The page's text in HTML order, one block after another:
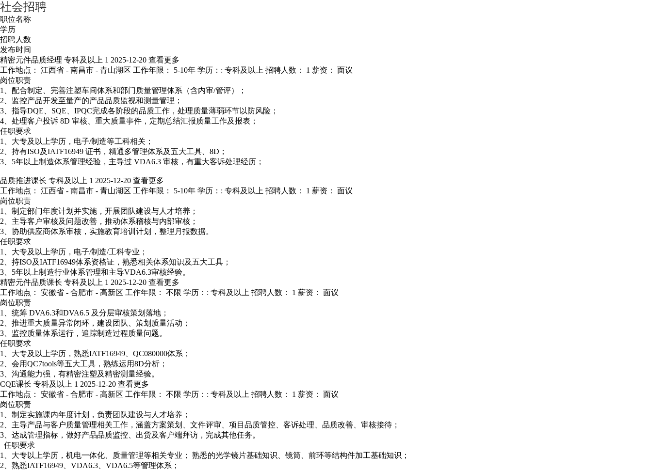
社会招聘
职位名称
学历
招聘人数
发布时间
精密元件品质经理 专科及以上 1 2025-12-20 查看更多
工作地点： 江西省 - 南昌市 - 青山湖区 工作年限： 5-10年 学历：: 专科及以上 招聘人数： 1 薪资： 面议
岗位职责
1、配合制定、完善注塑车间体系和部门质量管理体系（含内审/管评）；
2、监控产品开发至量产的产品品质监视和测量管理；
3、指导DQE、SQE、IPQC完成各阶段的品质工作，处理质量薄弱环节以防风险；
4、处理客户投诉 8D 审核、重大质量事件，定期总结汇报质量工作及报表；
任职要求
1、大专及以上学历，电子/制造等工科相关；
2、持有ISO及IATF16949 证书，精通多管理体系及五大工具、8D；
3、5年以上制造体系管理经验，主导过 VDA6.3 审核，有重大客诉处理经历；
品质推进课长 专科及以上 1 2025-12-20 查看更多
工作地点： 江西省 - 南昌市 - 青山湖区 工作年限： 5-10年 学历：: 专科及以上 招聘人数： 1 薪资： 面议
岗位职责
1、制定部门年度计划并实施，开展团队建设与人才培养；
2、主导客户审核及问题改善，推动体系稽核与内部审核；
3、协助供应商体系审核，实施教育培训计划，整理月报数据。
任职要求
1、大专及以上学历，电子/制造/工科专业；
2、持ISO及IATF16949体系资格证，熟悉相关体系知识及五大工具；
3、5年以上制造行业体系管理和主导VDA6.3审核经验。
精密元件品质课长 专科及以上 1 2025-12-20 查看更多
工作地点： 安徽省 - 合肥市 - 高新区 工作年限： 不限 学历：: 专科及以上 招聘人数： 1 薪资： 面议
岗位职责
1、统筹 DVA6.3和DVA6.5 及分层审核策划落地；
2、推进重大质量异常闭环，建设团队、策划质量活动；
3、监控质量体系运行，追踪制造过程质量问题。
任职要求
1、大专及以上学历，熟悉IATF16949、QC080000体系；
2、会用QC7tools等五大工具，熟练运用8D分析；
3、沟通能力强，有精密注塑及精密测量经验。
CQE课长 专科及以上 1 2025-12-20 查看更多
工作地点： 安徽省 - 合肥市 - 高新区 工作年限： 不限 学历：: 专科及以上 招聘人数： 1 薪资： 面议
岗位职责
1、制定实施课内年度计划，负责团队建设与人才培养；
2、主导产品与客户质量管理相关工作，涵盖方案策划、文件评审、项目品质管控、客诉处理、品质改善、审核接待；
3、达成管理指标，做好产品品质监控、出货及客户端拜访，完成其他任务。
任职要求
1、大专以上学历，机电一体化、质量管理等相关专业； 熟悉的光学镜片基础知识、镜筒、前环等结构件加工基础知识；
2、熟悉IATF16949、VDA6.3、VDA6.5等管理体系；